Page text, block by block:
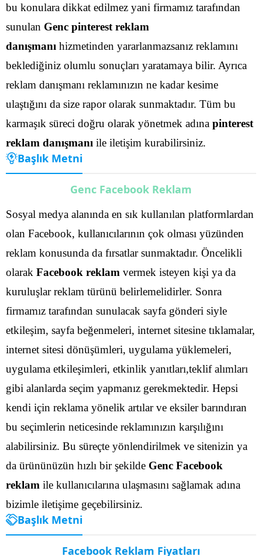
bu konulara dikkat edilmez yani firmamız tarafından
sunulan Genc pinterest reklam
danışmanı hizmetinden yararlanmazsanız reklamını
beklediğiniz olumlu sonuçları yaratamaya bilir. Ayrıca
reklam danışmanı reklamınızın ne kadar kesime
ulaştığını da size rapor olarak sunmaktadır. Tüm bu
karmaşık süreci doğru olarak yönetmek adına pinterest
reklam danışmanı ile iletişim kurabilirsiniz.
Başlık Metni
Genc Facebook Reklam
Sosyal medya alanında en sık kullanılan platformlardan
olan Facebook, kullanıcılarının çok olması yüzünden
reklam konusunda da fırsatlar sunmaktadır. Öncelikli
olarak Facebook reklam vermek isteyen kişi ya da
kuruluşlar reklam türünü belirlemelidirler. Sonra
firmamız tarafından sunulacak sayfa gönderi siyle
etkileşim, sayfa beğenmeleri, internet sitesine tıklamalar,
internet sitesi dönüşümleri, uygulama yüklemeleri,
uygulama etkileşimleri, etkinlik yanıtları,teklif alımları
gibi alanlarda seçim yapmanız gerekmektedir. Hepsi
kendi için reklama yönelik artılar ve eksiler barındıran
bu seçimlerin neticesinde reklamınızın karşılığını
alabilirsiniz. Bu süreçte yönlendirilmek ve sitenizin ya
da ürününüzün hızlı bir şekilde Genc Facebook
reklam ile kullanıcılarına ulaşmasını sağlamak adına
bizimle iletişime geçebilirsiniz.
Başlık Metni
Facebook Reklam Fiyatları